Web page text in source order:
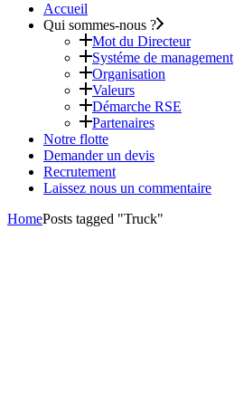
Accueil
Qui sommes-nous ?
Mot du Directeur
Systéme de management
Organisation
Valeurs
Démarche RSE
Partenaires
Notre flotte
Demander un devis
Recrutement
Laissez nous un commentaire
HomePosts tagged "Truck"